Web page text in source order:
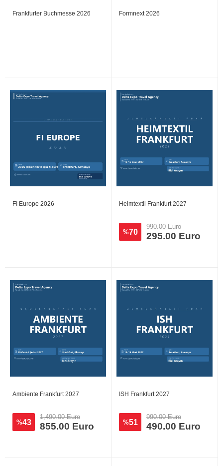
Frankfurter Buchmesse 2026 Formnext 2026
FI Europe 2026 Heimtextil Frankfurt 2027
%70
990.00 Euro
295.00 Euro
Ambiente Frankfurt 2027
%43
1,490.00 Euro
855.00 Euro
ISH Frankfurt 2027
%51
990.00 Euro
490.00 Euro